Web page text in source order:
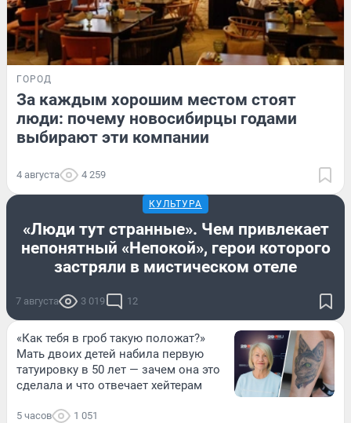
ГОРОД
За каждым хорошим местом стоят
люди: почему новосибирцы годами
выбирают эти компании
4 августа 4 259
КУЛЬТУРА
«Люди тут странные». Чем привлекает
непонятный «Непокой», герои которого
застряли в мистическом отеле
7 августа 3 019 12
«Как тебя в гроб такую положат?»
Мать двоих детей набила первую
татуировку в 50 лет — зачем она это
сделала и что отвечает хейтерам
5 часов 1 051